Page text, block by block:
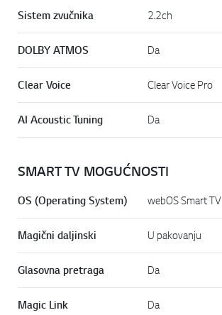
Sistem zvučnika 2.2ch
DOLBY ATMOS Da
Clear Voice Clear Voice Pro
AI Acoustic Tuning Da
SMART TV MOGUĆNOSTI
OS (Operating System) webOS Smart TV
Magični daljinski U pakovanju
Glasovna pretraga Da
Magic Link Da